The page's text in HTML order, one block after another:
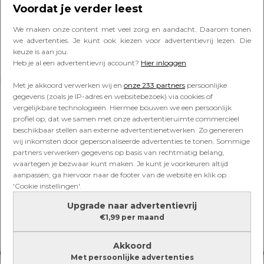
Voordat je verder leest
We maken onze content met veel zorg en aandacht. Daarom tonen
we advertenties. Je kunt ook kiezen voor advertentievrij lezen. Die
keuze is aan jou.
Heb je al een advertentievrij account? Hier inloggen
Met je akkoord verwerken wij en onze 233 partners persoonlijke
gegevens (zoals je IP-adres en websitebezoek) via cookies of
vergelijkbare technologieën. Hiermee bouwen we een persoonlijk
profiel op, dat we samen met onze advertentieruimte commercieel
beschikbaar stellen aan externe advertentienetwerken. Zo genereren
wij inkomsten door gepersonaliseerde advertenties te tonen. Sommige
partners verwerken gegevens op basis van rechtmatig belang,
waartegen je bezwaar kunt maken. Je kunt je voorkeuren altijd
aanpassen; ga hiervoor naar de footer van de website en klik op
'Cookie instellingen'.
Upgrade naar advertentievrij
€1,99 per maand
Akkoord
Met persoonlijke advertenties
fijnste tips van hoofdredacteur
Jannine